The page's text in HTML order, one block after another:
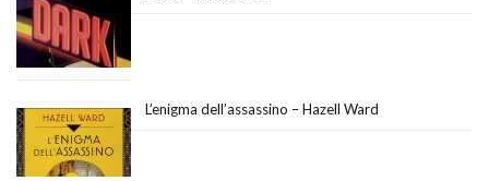
L’enigma dell’assassino – Hazell Ward